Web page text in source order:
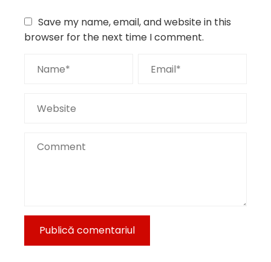
Save my name, email, and website in this
browser for the next time I comment.